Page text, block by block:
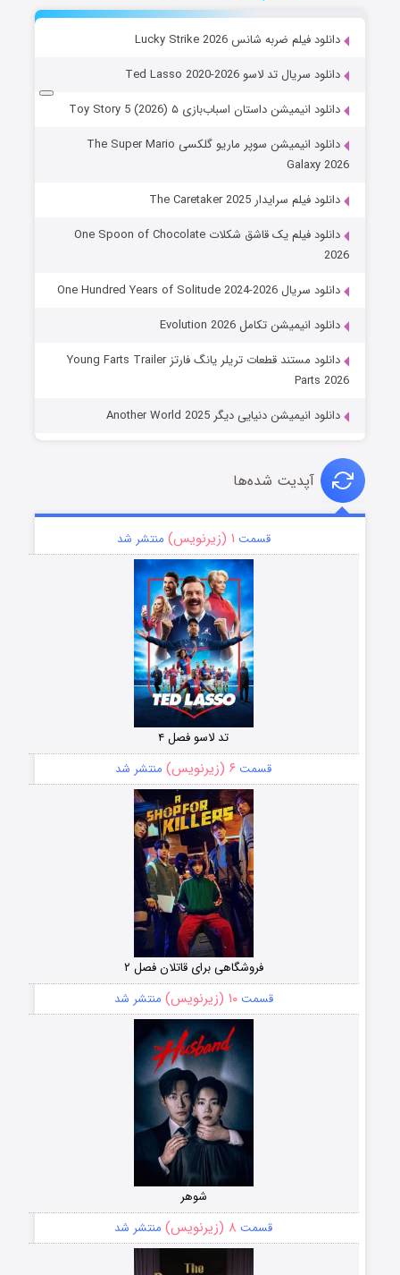
دانلود فیلم ضربه شانس Lucky Strike 2026
دانلود سریال تد لاسو Ted Lasso 2020-2026
دانلود انیمیشن داستان اسباب‌بازی ۵ Toy Story 5 (2026)
دانلود انیمیشن سوپر ماریو گلکسی The Super Mario
Galaxy 2026
دانلود فیلم سرایدار The Caretaker 2025
دانلود فیلم یک قاشق شکلات One Spoon of Chocolate
2026
دانلود سریال One Hundred Years of Solitude 2024-2026
دانلود انیمیشن تکامل Evolution 2026
دانلود مستند قطعات تریلر یانگ فارتز Young Farts Trailer
Parts 2026
دانلود انیمیشن دنیایی دیگر Another World 2025
آپدیت شده‌ها
قسمت ۱ (زیرنویس) منتشر شد
تد لاسو فصل ۴
قسمت ۶ (زیرنویس) منتشر شد
فروشگاهی برای قاتلان فصل ۲
قسمت۱۰ (زیرنویس) منتشر شد
شوهر
قسمت ۸ (زیرنویس) منتشر شد